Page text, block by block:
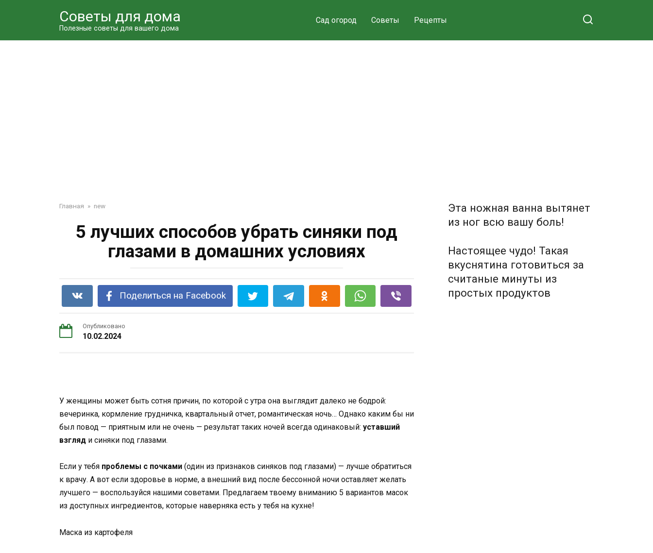
Советы для дома
Полезные советы для вашего дома
Сад огород Советы Рецепты
Главная » new
5 лучших способов убрать синяки под
глазами в домашних условиях
Поделиться на Facebook
Опубликовано
10.02.2024
У женщины может быть сотня причин, по которой с утра она выглядит далеко не бодрой:
вечеринка, кормление грудничка, квартальный отчет, романтическая ночь… Однако каким бы ни
был повод — приятным или не очень — результат таких ночей всегда одинаковый: уставший
взгляд и синяки под глазами.
Если у тебя проблемы с почками (один из признаков синяков под глазами) — лучше обратиться
к врачу. А вот если здоровье в норме, а внешний вид после бессонной ночи оставляет желать
лучшего — воспользуйся нашими советами. Предлагаем твоему вниманию 5 вариантов масок
из доступных ингредиентов, которые наверняка есть у тебя на кухне!
Маска из картофеля
Эта ножная ванна вытянет
из ног всю вашу боль!
Настоящее чудо! Такая
вкуснятина готовиться за
считаные минуты из
простых продуктов